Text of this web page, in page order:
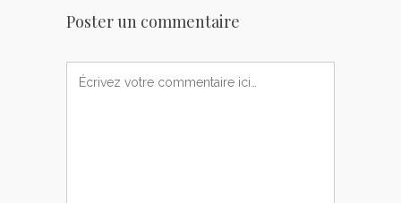
Poster un commentaire